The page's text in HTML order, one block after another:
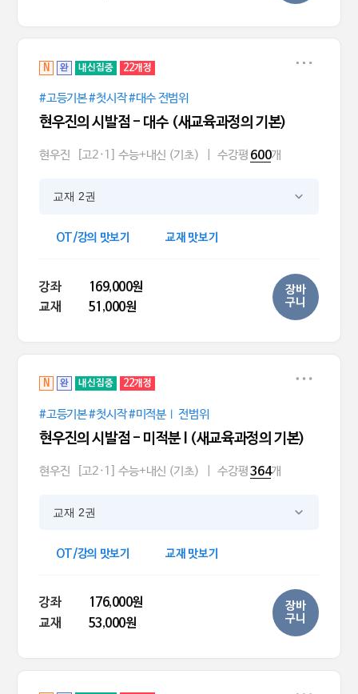
N 완 내신집중 22개정
#고등기본 #첫시작 #대수 전범위
현우진의 시발점 - 대수 (새교육과정의 기본)
현우진 [고2·1] 수능+내신 (기초) 수강평 600개
교재 2권
OT/강의 맛보기 교재 맛보기
강좌
169,000원
교재
51,000원
장바
구니
N 완 내신집중 22개정
#고등기본 #첫시작 #미적분Ⅰ 전범위
현우진의 시발점 - 미적분 l (새교육과정의 기본)
현우진 [고2·1] 수능+내신 (기초) 수강평364개
교재 2권
OT/강의 맛보기 교재 맛보기
강좌
176,000원
교재
53,000원
장바
구니